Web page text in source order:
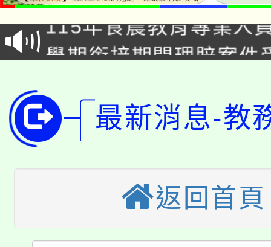
會
程
學期銜接期間理賠案件
版
公告本校115學年度第
代理(課)教師甄選結果(
「2026金融保險知識
車」活動
桃園市115學年度學生
生本土語及新住民語歌
公告本校115學年度第
代理(課)教師甄選結果(
公告本校115學年度第
最新消息-教
返回首頁